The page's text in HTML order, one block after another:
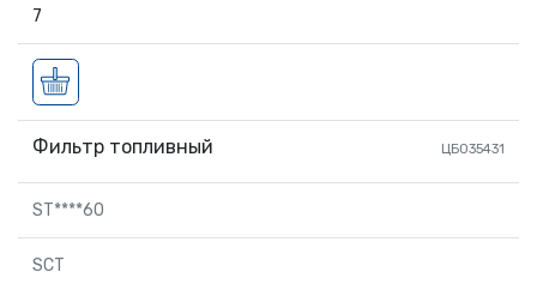
7
Фильтр топливный ЦБ035431
ST****60
SCT